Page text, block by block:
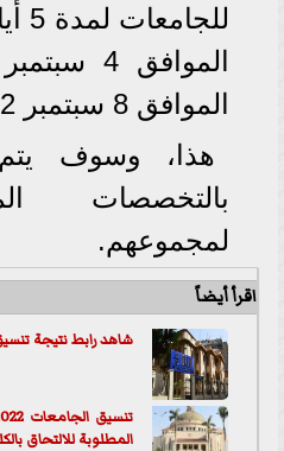
الموافق
الموافق 8 سبتمبر 2022.
هذا، وسوف
بالتخصصات
لمجموعهم.
اقرأ أيضاً
شاهد رابط نتيجة
المطلوبة للالتحاق